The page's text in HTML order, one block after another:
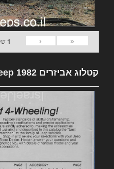
«
‹
1
קטלוג אביזרים 1982 Jeep